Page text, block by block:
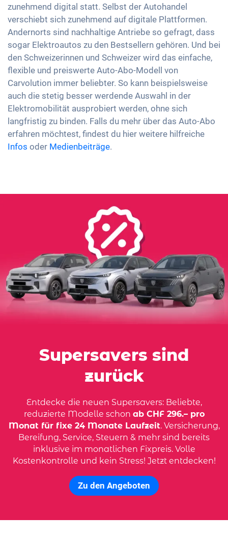
zunehmend digital statt. Selbst der Autohandel
verschiebt sich zunehmend auf digitale Plattformen.
Andernorts sind nachhaltige Antriebe so gefragt, dass
sogar Elektroautos zu den Bestsellern gehören. Und bei
den Schweizerinnen und Schweizer wird das einfache,
flexible und preiswerte Auto-Abo-Modell von
Carvolution immer beliebter. So kann beispielsweise
auch die stetig besser werdende Auswahl in der
Elektromobilität ausprobiert werden, ohne sich
langfristig zu binden. Falls du mehr über das Auto-Abo
erfahren möchtest, findest du hier weitere hilfreiche
Infos oder Medienbeiträge.
Supersavers sind
zurück
Entdecke die neuen Supersavers: Beliebte,
reduzierte Modelle schon ab CHF 296.– pro
Monat für fixe 24 Monate Laufzeit. Versicherung,
Bereifung, Service, Steuern & mehr sind bereits
inklusive im monatlichen Fixpreis. Volle
Kostenkontrolle und kein Stress! Jetzt entdecken!
Zu den Angeboten